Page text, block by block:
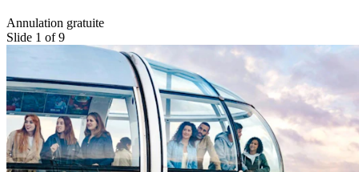
Annulation gratuite
Slide 1 of 9